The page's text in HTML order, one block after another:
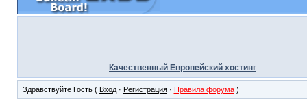
Качественный Европейский хостинг
Здравствуйте Гость ( Вход· Регистрация· Правила форума)